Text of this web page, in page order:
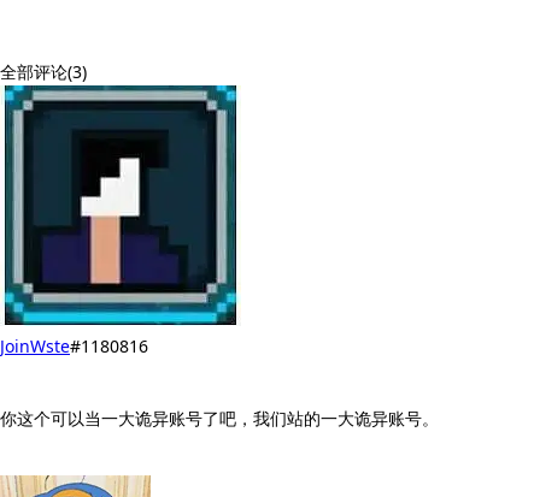
全部评论(3)
JoinWste#1180816
你这个可以当一大诡异账号了吧，我们站的一大诡异账号。